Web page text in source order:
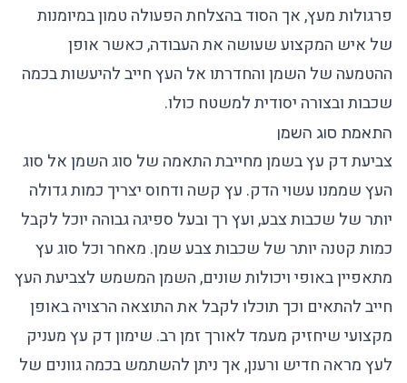
פרגולות מעץ, אך הסוד בהצלחת הפעולה טמון במיומנות
של איש המקצוע שעושה את העבודה, כאשר אופן
ההטמעה של השמן והחדרתו אל העץ חייב להיעשות בכמה
שכבות ובצורה יסודית למשטח כולו.
התאמת סוג השמן
צביעת דק עץ בשמן מחייבת התאמה של סוג השמן אל סוג
העץ שממנו עשוי הדק. עץ קשה ודחוס יצריך כמות גדולה
יותר של שכבות צבע, ועץ רך ובעל ספיגה גבוהה יוכל לקבל
כמות קטנה יותר של שכבות צבע שמן. מאחר וכל סוג עץ
מתאפיין באופי ויכולות שונים, השמן המשמש לצביעת העץ
חייב להתאים וכך תוכלו לקבל את התוצאה הרצויה באופן
מקצועי שיחזיק מעמד לאורך זמן רב. שימון דק עץ מעניק
לעץ מראה חדיש ורענן, אך ניתן להשתמש בכמה גוונים של